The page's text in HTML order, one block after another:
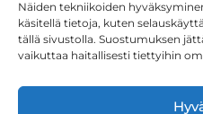
Näiden tekniikoiden
käsitellä tietoja, kuten
tällä sivustolla. Suostumuksen
vaikuttaa haitallisesti tiettyihin
2861186-6 (Stener Oy)
Tutustu
työhön somessa